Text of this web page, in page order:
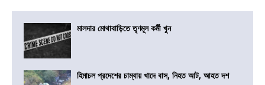
মালদার মোথাবাড়িতে তৃণমূল কর্মী খুন
হিমাচল প্রদেশের চাম্বায় খাদে বাস, নিহত আট, আহত দশ